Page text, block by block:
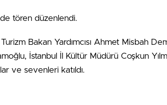
tören düzenlendi.
Bakan Yardımcısı Ahmet Misbah
İstanbul İl Kültür Müdürü Coşkun
ve sevenleri katıldı.